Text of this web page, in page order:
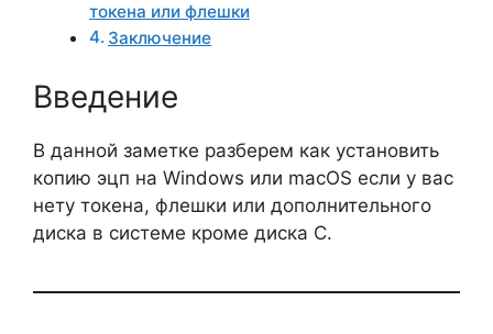
токена или флешки
Заключение
Введение
В данной заметке разберем как установить
копию эцп на Windows или macOS если у вас
нету токена, флешки или дополнительного
диска в системе кроме диска С.